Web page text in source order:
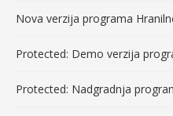
Nova verzija programa
Protected: Demo verzija
Protected: Nadgradnja